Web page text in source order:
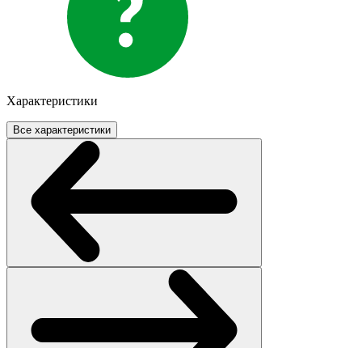
Характеристики
Все характеристики